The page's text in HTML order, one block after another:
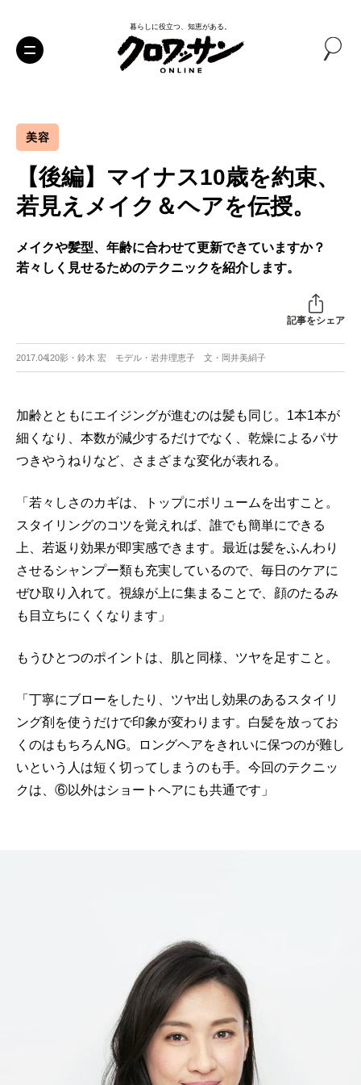
暮らしに役立つ、知恵がある。
美容
【後編】マイナス10歳を約束、
若見えメイク＆ヘアを伝授。
メイクや髪型、年齢に合わせて更新できていますか？
若々しく見せるためのテクニックを紹介します。
記事をシェア
2017.04.20影・鈴木 宏 モデル・岩井理恵子 文・岡井美絹子
加齢とともにエイジングが進むのは髪も同じ。1本1本が
細くなり、本数が減少するだけでなく、乾燥によるパサ
つきやうねりなど、さまざまな変化が表れる。
「若々しさのカギは、トップにボリュームを出すこと。
スタイリングのコツを覚えれば、誰でも簡単にできる
上、若返り効果が即実感できます。最近は髪をふんわり
させるシャンプー類も充実しているので、毎日のケアに
ぜひ取り入れて。視線が上に集まることで、顔のたるみ
も目立ちにくくなります」
もうひとつのポイントは、肌と同様、ツヤを足すこと。
「丁寧にブローをしたり、ツヤ出し効果のあるスタイリ
ング剤を使うだけで印象が変わります。白髪を放ってお
くのはもちろんNG。ロングヘアをきれいに保つのが難し
いという人は短く切ってしまうのも手。今回のテクニッ
クは、⑥以外はショートヘアにも共通です」